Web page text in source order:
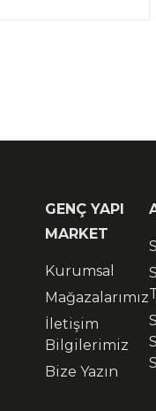
GENÇ YAPI
MARKET
Kurumsal
Mağazalarımız
İletişim
Bilgilerimiz
Bize Yazın